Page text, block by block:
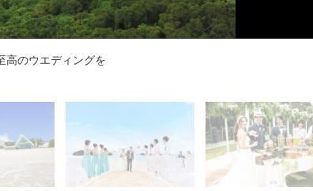
高のウエディングを
する“五感の教会”
た、オンザビーチのチャペル
たっぷりのビーチウエディング
ーデン」でリラックスしたひとときを
と味でゲストへ感謝のおもてなし
施設“オーシャンビューヴィラスイート”
海に沈みゆく夕陽を眺めながら。全室完備のバルコニーで
クギが並び緑のトンネルをつくりだす備瀬のフクギ並木は
オーシャンガーデン」リラックスムードでのアフターパー